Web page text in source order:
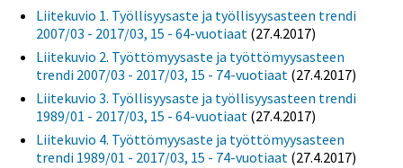
Liitekuvio 1. Työllisyysaste ja työllisyysasteen trendi
2007/03 - 2017/03, 15 - 64-vuotiaat (27.4.2017)
Liitekuvio 2. Työttömyysaste ja työttömyysasteen
trendi 2007/03 - 2017/03, 15 - 74-vuotiaat (27.4.2017)
Liitekuvio 3. Työllisyysaste ja työllisyysasteen trendi
1989/01 - 2017/03, 15 - 64-vuotiaat (27.4.2017)
Liitekuvio 4. Työttömyysaste ja työttömyysasteen
trendi 1989/01 - 2017/03, 15 - 74-vuotiaat (27.4.2017)